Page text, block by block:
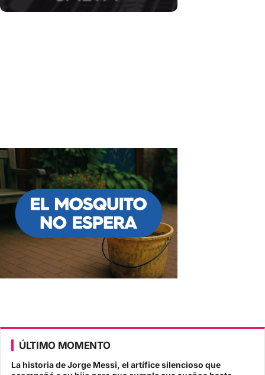
ÚLTIMO MOMENTO
La historia de Jorge Messi, el artífice silencioso que